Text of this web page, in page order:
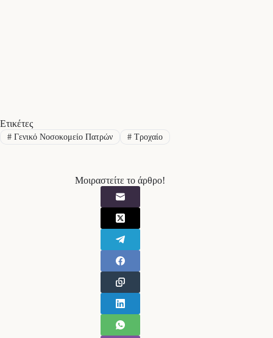
Ετικέτες
#Γενικό Νοσοκομείο Πατρών #Τροχαίο
Μοιραστείτε το άρθρο!